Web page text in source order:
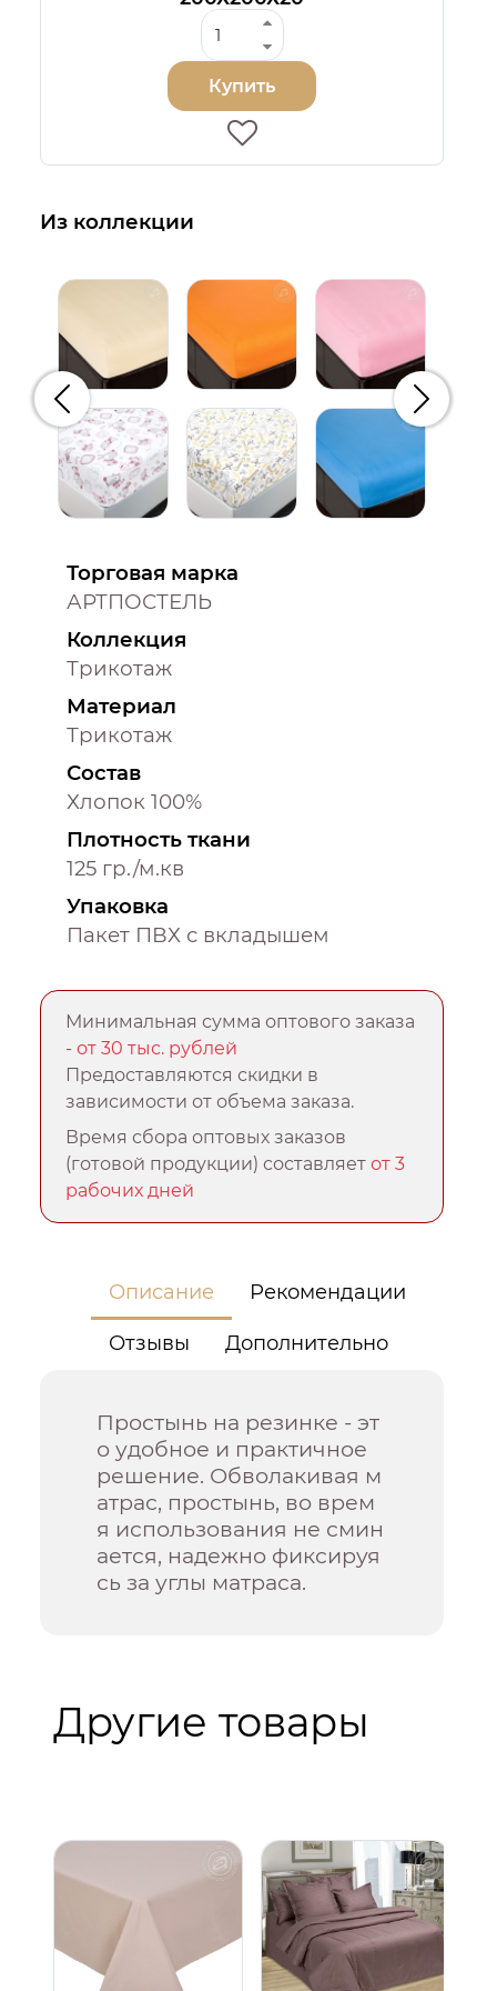
Купить
Из коллекции
Предыдущий
Торговая марка
АРТПОСТЕЛЬ
Коллекция
Трикотаж
Материал
Трикотаж
Состав
Хлопок 100%
Плотность ткани
125 гр./м.кв
Упаковка
Пакет ПВХ с вкладышем
Минимальная сумма оптового заказа
-от 30 тыс. рублей
Предоставляются скидки в
зависимости от объема заказа.
Время сбора оптовых заказов
(готовой продукции) составляетот 3
рабочих дней
Описание Рекомендации
Отзывы Дополнительно
Простынь на резинке - эт
о удобное и практичное
решение. Обволакивая м
атрас, простынь, во врем
я использования не смин
ается, надежно фиксируя
сь за углы матраса.
Другие товары